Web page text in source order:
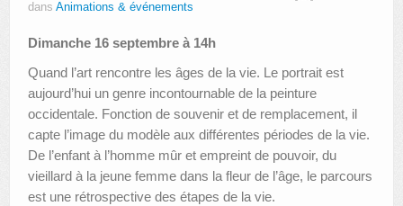
dans Animations & événements
Dimanche 16 septembre à 14h
Quand l’art rencontre les âges de la vie. Le portrait est
aujourd’hui un genre incontournable de la peinture
occidentale. Fonction de souvenir et de remplacement, il
capte l’image du modèle aux différentes périodes de la vie.
De l’enfant à l’homme mûr et empreint de pouvoir, du
vieillard à la jeune femme dans la fleur de l’âge, le parcours
est une rétrospective des étapes de la vie.